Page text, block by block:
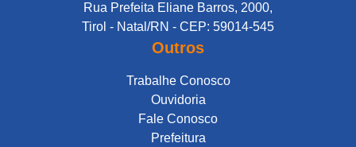
Rua Prefeita Eliane Barros, 2000,
Tirol - Natal/RN - CEP: 59014-545
Outros
Trabalhe Conosco
Ouvidoria
Fale Conosco
Prefeitura